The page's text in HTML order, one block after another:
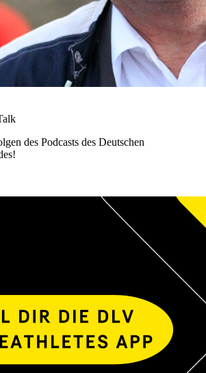
des Podcasts des Deutschen